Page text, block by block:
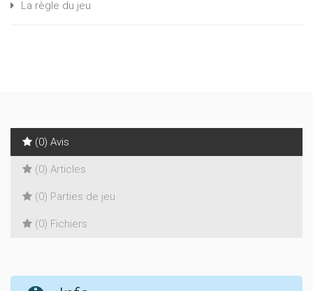
La règle du jeu
(0) Avis
(0) Articles
(0) Parties de jeu
(0) Fichiers